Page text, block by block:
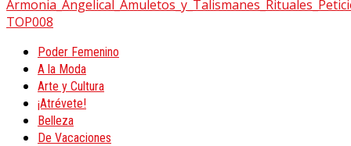
Poder Femenino
A la Moda
Arte y Cultura
¡Atrévete!
Belleza
De Vacaciones